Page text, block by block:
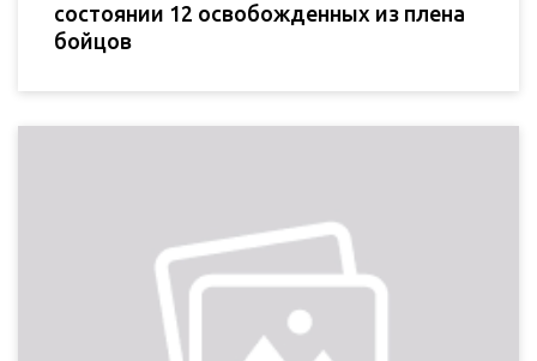
состоянии 12 освобожденных из плена
бойцов